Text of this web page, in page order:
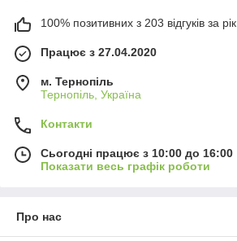
100% позитивних з 203 відгуків за рік
Працює з 27.04.2020
м. Тернопіль
Тернопіль, Україна
Контакти
Сьогодні працює з 10:00 до 16:00
Показати весь графік роботи
Про нас